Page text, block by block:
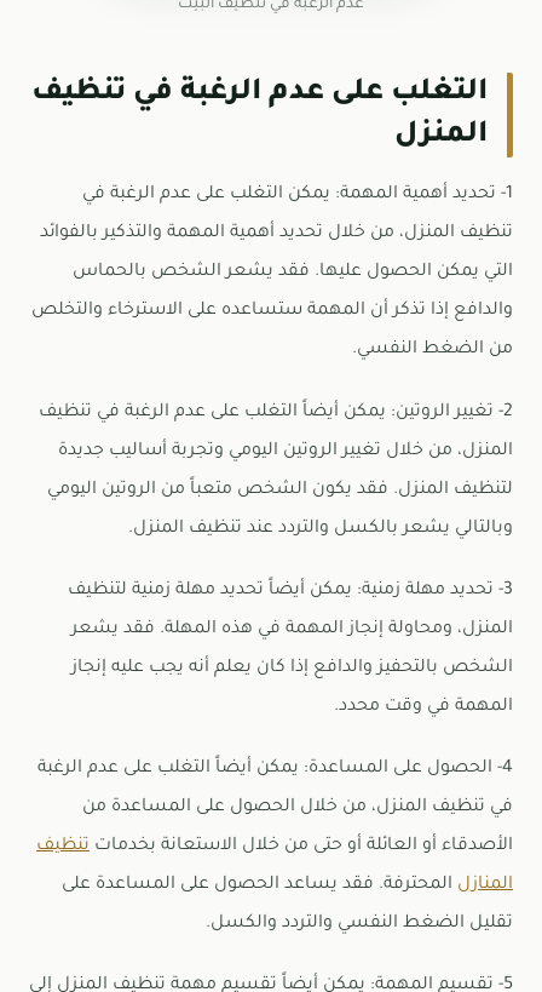
عدم الرغبة في تنظيف البيت
التغلب على عدم الرغبة في تنظيف
المنزل
1- تحديد أهمية المهمة: يمكن التغلب على عدم الرغبة في
تنظيف المنزل، من خلال تحديد أهمية المهمة والتذكير بالفوائد
التي يمكن الحصول عليها. فقد يشعر الشخص بالحماس
والدافع إذا تذكر أن المهمة ستساعده على الاسترخاء والتخلص
من الضغط النفسي.
2- تغيير الروتين: يمكن أيضاً التغلب على عدم الرغبة في تنظيف
المنزل، من خلال تغيير الروتين اليومي وتجربة أساليب جديدة
لتنظيف المنزل. فقد يكون الشخص متعباً من الروتين اليومي
وبالتالي يشعر بالكسل والتردد عند تنظيف المنزل.
3- تحديد مهلة زمنية: يمكن أيضاً تحديد مهلة زمنية لتنظيف
المنزل، ومحاولة إنجاز المهمة في هذه المهلة. فقد يشعر
الشخص بالتحفيز والدافع إذا كان يعلم أنه يجب عليه إنجاز
المهمة في وقت محدد.
4- الحصول على المساعدة: يمكن أيضاً التغلب على عدم الرغبة
في تنظيف المنزل، من خلال الحصول على المساعدة من
الأصدقاء أو العائلة أو حتى من خلال الاستعانة بخدمات تنظيف
المنازل المحترفة. فقد يساعد الحصول على المساعدة على
تقليل الضغط النفسي والتردد والكسل.
5- تقسيم المهمة: يمكن أيضاً تقسيم مهمة تنظيف المنزل إلى